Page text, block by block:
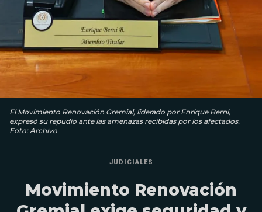
El Movimiento Renovación Gremial, liderado por Enrique Berni,
expresó su repudio ante las amenazas recibidas por los afectados.
Foto: Archivo
JUDICIALES
Movimiento Renovación